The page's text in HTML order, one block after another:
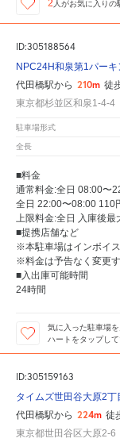
2 人がお気に入りの
ID:305188564
NPC24H和泉第1パーキ
代田橋駅から 210m 徒
東京都杉並区和泉1-4-4
駐車場形式
全長
■料金
通常料金:全日 08:00〜
全日 22:00〜08:00 110
上限料金:全日 入庫後最
■提携店舗など
※本駐車場はインボイ
※料金は予告なく変更
■入出庫可能時間
24時間
気に入った駐車場
ハートをタップし
ID:305159163
タイムズ世田谷大原2丁
代田橋駅から 224m 徒
東京都世田谷区大原2-6